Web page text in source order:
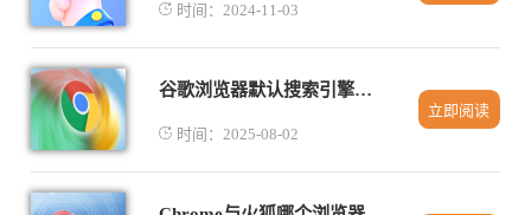
时间：2024-11-03
谷歌浏览器默认搜索引擎怎么修改
时间：2025-08-02
立即阅读